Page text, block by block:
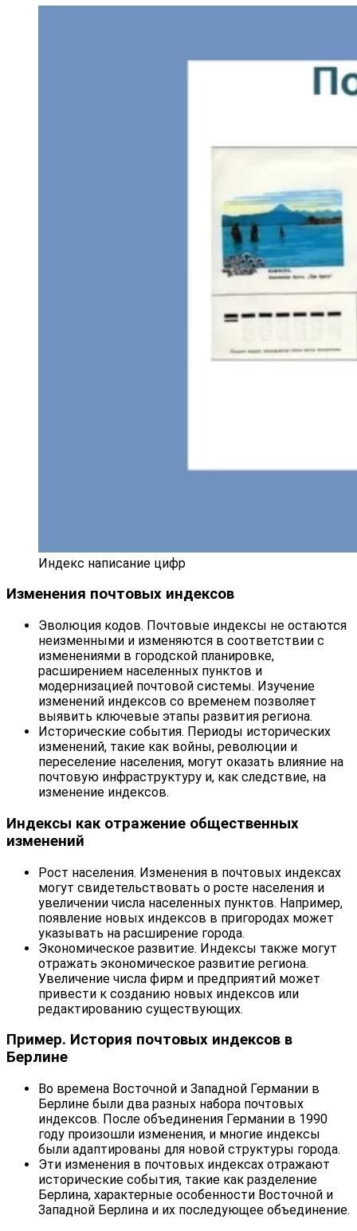
Индекс написание цифр
Изменения почтовых индексов
Эволюция кодов. Почтовые индексы не остаются
неизменными и изменяются в соответствии с
изменениями в городской планировке,
расширением населенных пунктов и
модернизацией почтовой системы. Изучение
изменений индексов со временем позволяет
выявить ключевые этапы развития региона.
Исторические события. Периоды исторических
изменений, такие как войны, революции и
переселение населения, могут оказать влияние на
почтовую инфраструктуру и, как следствие, на
изменение индексов.
Индексы как отражение общественных
изменений
Рост населения. Изменения в почтовых индексах
могут свидетельствовать о росте населения и
увеличении числа населенных пунктов. Например,
появление новых индексов в пригородах может
указывать на расширение города.
Экономическое развитие. Индексы также могут
отражать экономическое развитие региона.
Увеличение числа фирм и предприятий может
привести к созданию новых индексов или
редактированию существующих.
Пример. История почтовых индексов в
Берлине
Во времена Восточной и Западной Германии в
Берлине были два разных набора почтовых
индексов. После объединения Германии в 1990
году произошли изменения, и многие индексы
были адаптированы для новой структуры города.
Эти изменения в почтовых индексах отражают
исторические события, такие как разделение
Берлина, характерные особенности Восточной и
Западной Берлина и их последующее объединение.